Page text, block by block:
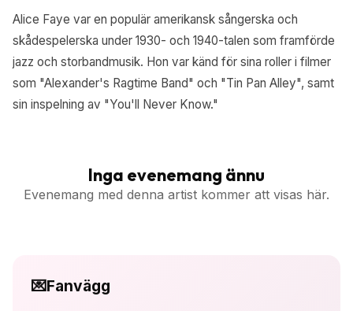
Alice Faye var en populär amerikansk sångerska och
skådespelerska under 1930- och 1940-talen som framförde
jazz och storbandmusik. Hon var känd för sina roller i filmer
som "Alexander's Ragtime Band" och "Tin Pan Alley", samt
sin inspelning av "You'll Never Know."
Inga evenemang ännu
Evenemang med denna artist kommer att visas här.
💌Fanvägg